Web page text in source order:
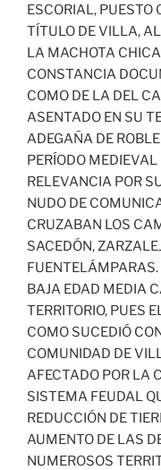
ESCORIAL, PUESTO
TÍTULO DE VILLA,
LA MACHOTA
CONSTANCIA
COMO DE LA DEL
ASENTADO EN SU
ADEGAÑA DE
PERÍODO
RELEVANCIA POR
NUDO DE
CRUZABAN LOS
SACEDÓN,
FUENTELÁMPARAS.
BAJA EDAD MEDIA
TERRITORIO, PUES
COMO SUCEDIÓ
COMUNIDAD DE
AFECTADO POR LA
SISTEMA FEUDAL
REDUCCIÓN DE
AUMENTO DE LAS
NUMEROSOS